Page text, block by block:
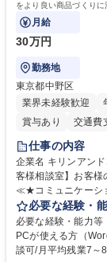
をより良い商品づくり
月給
30万円
勤務地
東京都中野区
業界未経験歓迎
賞与あり
交通費
仕事の内容
企業名 キリンアンドコミュ
客様相談室】お客様の
≪★コミュニケーシ
お客様のお声をより
様相談室でのお仕事です。 日々お客様からいただくキ
意見を、企業活動に
って対応、情報提供
必要な経験・
必要な経験・能力等
PCが使える方（
談可/月平均残業7～8時間程度 【入社後の研修】着